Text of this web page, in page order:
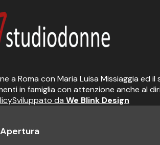
a Roma con Maria Luisa Missiaggia ed
in famiglia con attenzione anche al
Sviluppato da We Blink Design